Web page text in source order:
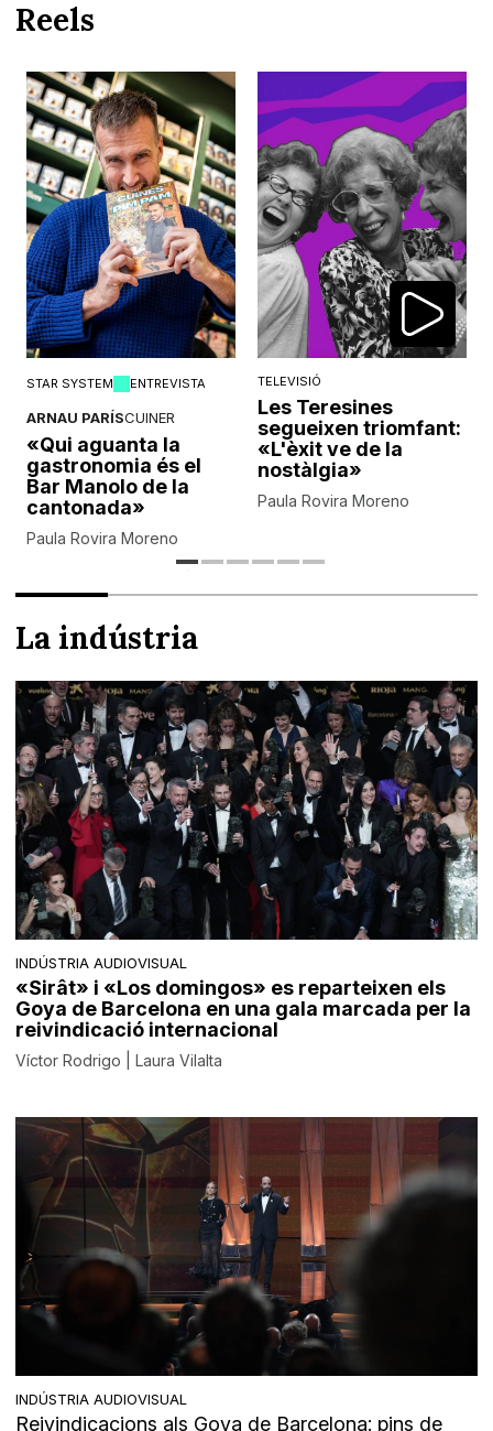
Reels
STAR SYSTEM ENTREVISTA
ARNAU PARÍSCUINER
«Qui aguanta la
gastronomia és el
Bar Manolo de la
cantonada»
Paula Rovira Moreno
TELEVISIÓ
Les Teresines
segueixen triomfant:
«L'èxit ve de la
nostàlgia»
Paula Rovira Moreno
La indústria
INDÚSTRIA AUDIOVISUAL
«Sirât» i «Los domingos» es reparteixen els
Goya de Barcelona en una gala marcada per la
reivindicació internacional
Víctor Rodrigo | Laura Vilalta
INDÚSTRIA AUDIOVISUAL
Reivindicacions als Goya de Barcelona: pins de